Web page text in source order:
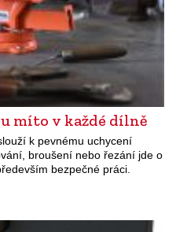
míto v každé dílně
k pevnému uchycení
broušení nebo řezání jde o
bezpečné práci.